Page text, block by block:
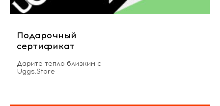
Подарочный
сертификат
Дарите тепло близким с
Uggs.Store